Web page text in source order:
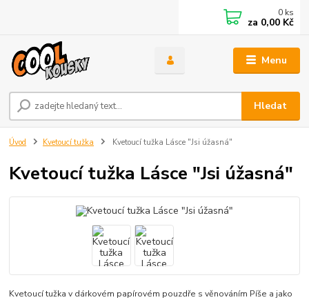
Menu
Hledat
0 ks
za 0,00 Kč
Úvod Kvetoucí tužka Kvetoucí tužka Lásce "Jsi úžasná"
Kvetoucí tužka Lásce "Jsi úžasná"
Kvetoucí tužka v dárkovém papírovém pouzdře s věnováním Píše a jako